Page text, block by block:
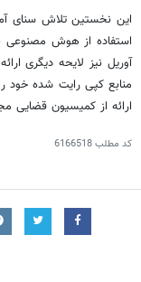
این نخستین تلاش سنای
استفاده از هوش مصنوعی
آوریل نیز لایحه دیگری
منابع کپی رایت شده خود
ارائه از کمیسیون
کد مطلب6166518